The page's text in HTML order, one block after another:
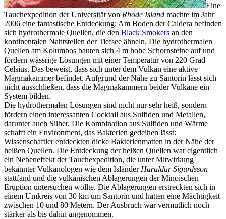
Eine
Tauchexpedition der Universität von Rhode Island machte im Jahr
2006 eine fantastische Entdeckung: Am Boden der Caldera befinden
sich hydrothermale Quellen, die den Black Smokers an den
kontinentalen Nahtstellen der Tiefsee ähneln. Die hydrothermalen
Quellen am Kolumbos bauten sich 4 m hohe Schornsteine auf und
fördern wässrige Lösungen mit einer Temperatur von 220 Grad
Celsius. Das beweist, dass sich unter dem Vulkan eine aktive
Magmakammer befindet. Aufgrund der Nähe zu Santorin lässt sich
nicht ausschließen, dass die Magmakammern beider Vulkane ein
System bilden.
Die hydrothermalen Lösungen sind nicht nur sehr heiß, sondern
fördern einen interessanten Cocktail aus Sulfiden und Metallen,
darunter auch Silber. Die Kombination aus Sulfiden und Wärme
schafft ein Environment, das Bakterien gedeihen lässt:
Wissenschaftler entdeckten dicke Bakterienmatten in der Nähe der
heißen Quellen. Die Entdeckung der heißen Quellen war eigentlich
ein Nebeneffekt der Tauchexpedition, die unter Mitwirkung
bekannter Vulkanologen wie dem Isländer Haraldur Sigurdsson
stattfand und die vulkanischen Ablagerungen der Minoischen
Eruption untersuchen wollte. Die Ablagerungen erstreckten sich in
einem Umkreis von 30 km um Santorin und hatten eine Mächtigkeit
zwischen 10 und 80 Metern. Der Ausbruch war vermutlich noch
stärker als bis dahin angenommen.